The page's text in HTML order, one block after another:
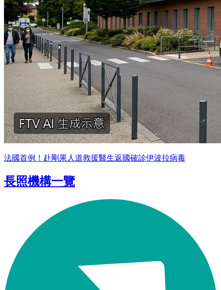
法國首例！赴剛果人道救援醫生返國確診伊波拉病毒
長照機構一覽